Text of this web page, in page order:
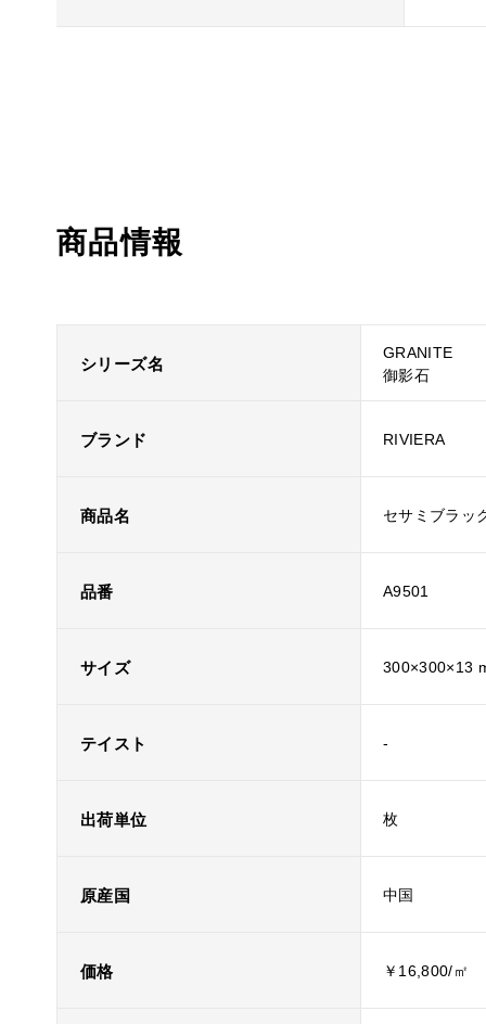
商品情報
シリーズ名
GRANITE
御影石
ブランド RIVIERA
商品名 セサミブラッ
品番 A9501
サイズ 300×300×13
テイスト -
出荷単位 枚
原産国 中国
価格 ￥16,800/㎡